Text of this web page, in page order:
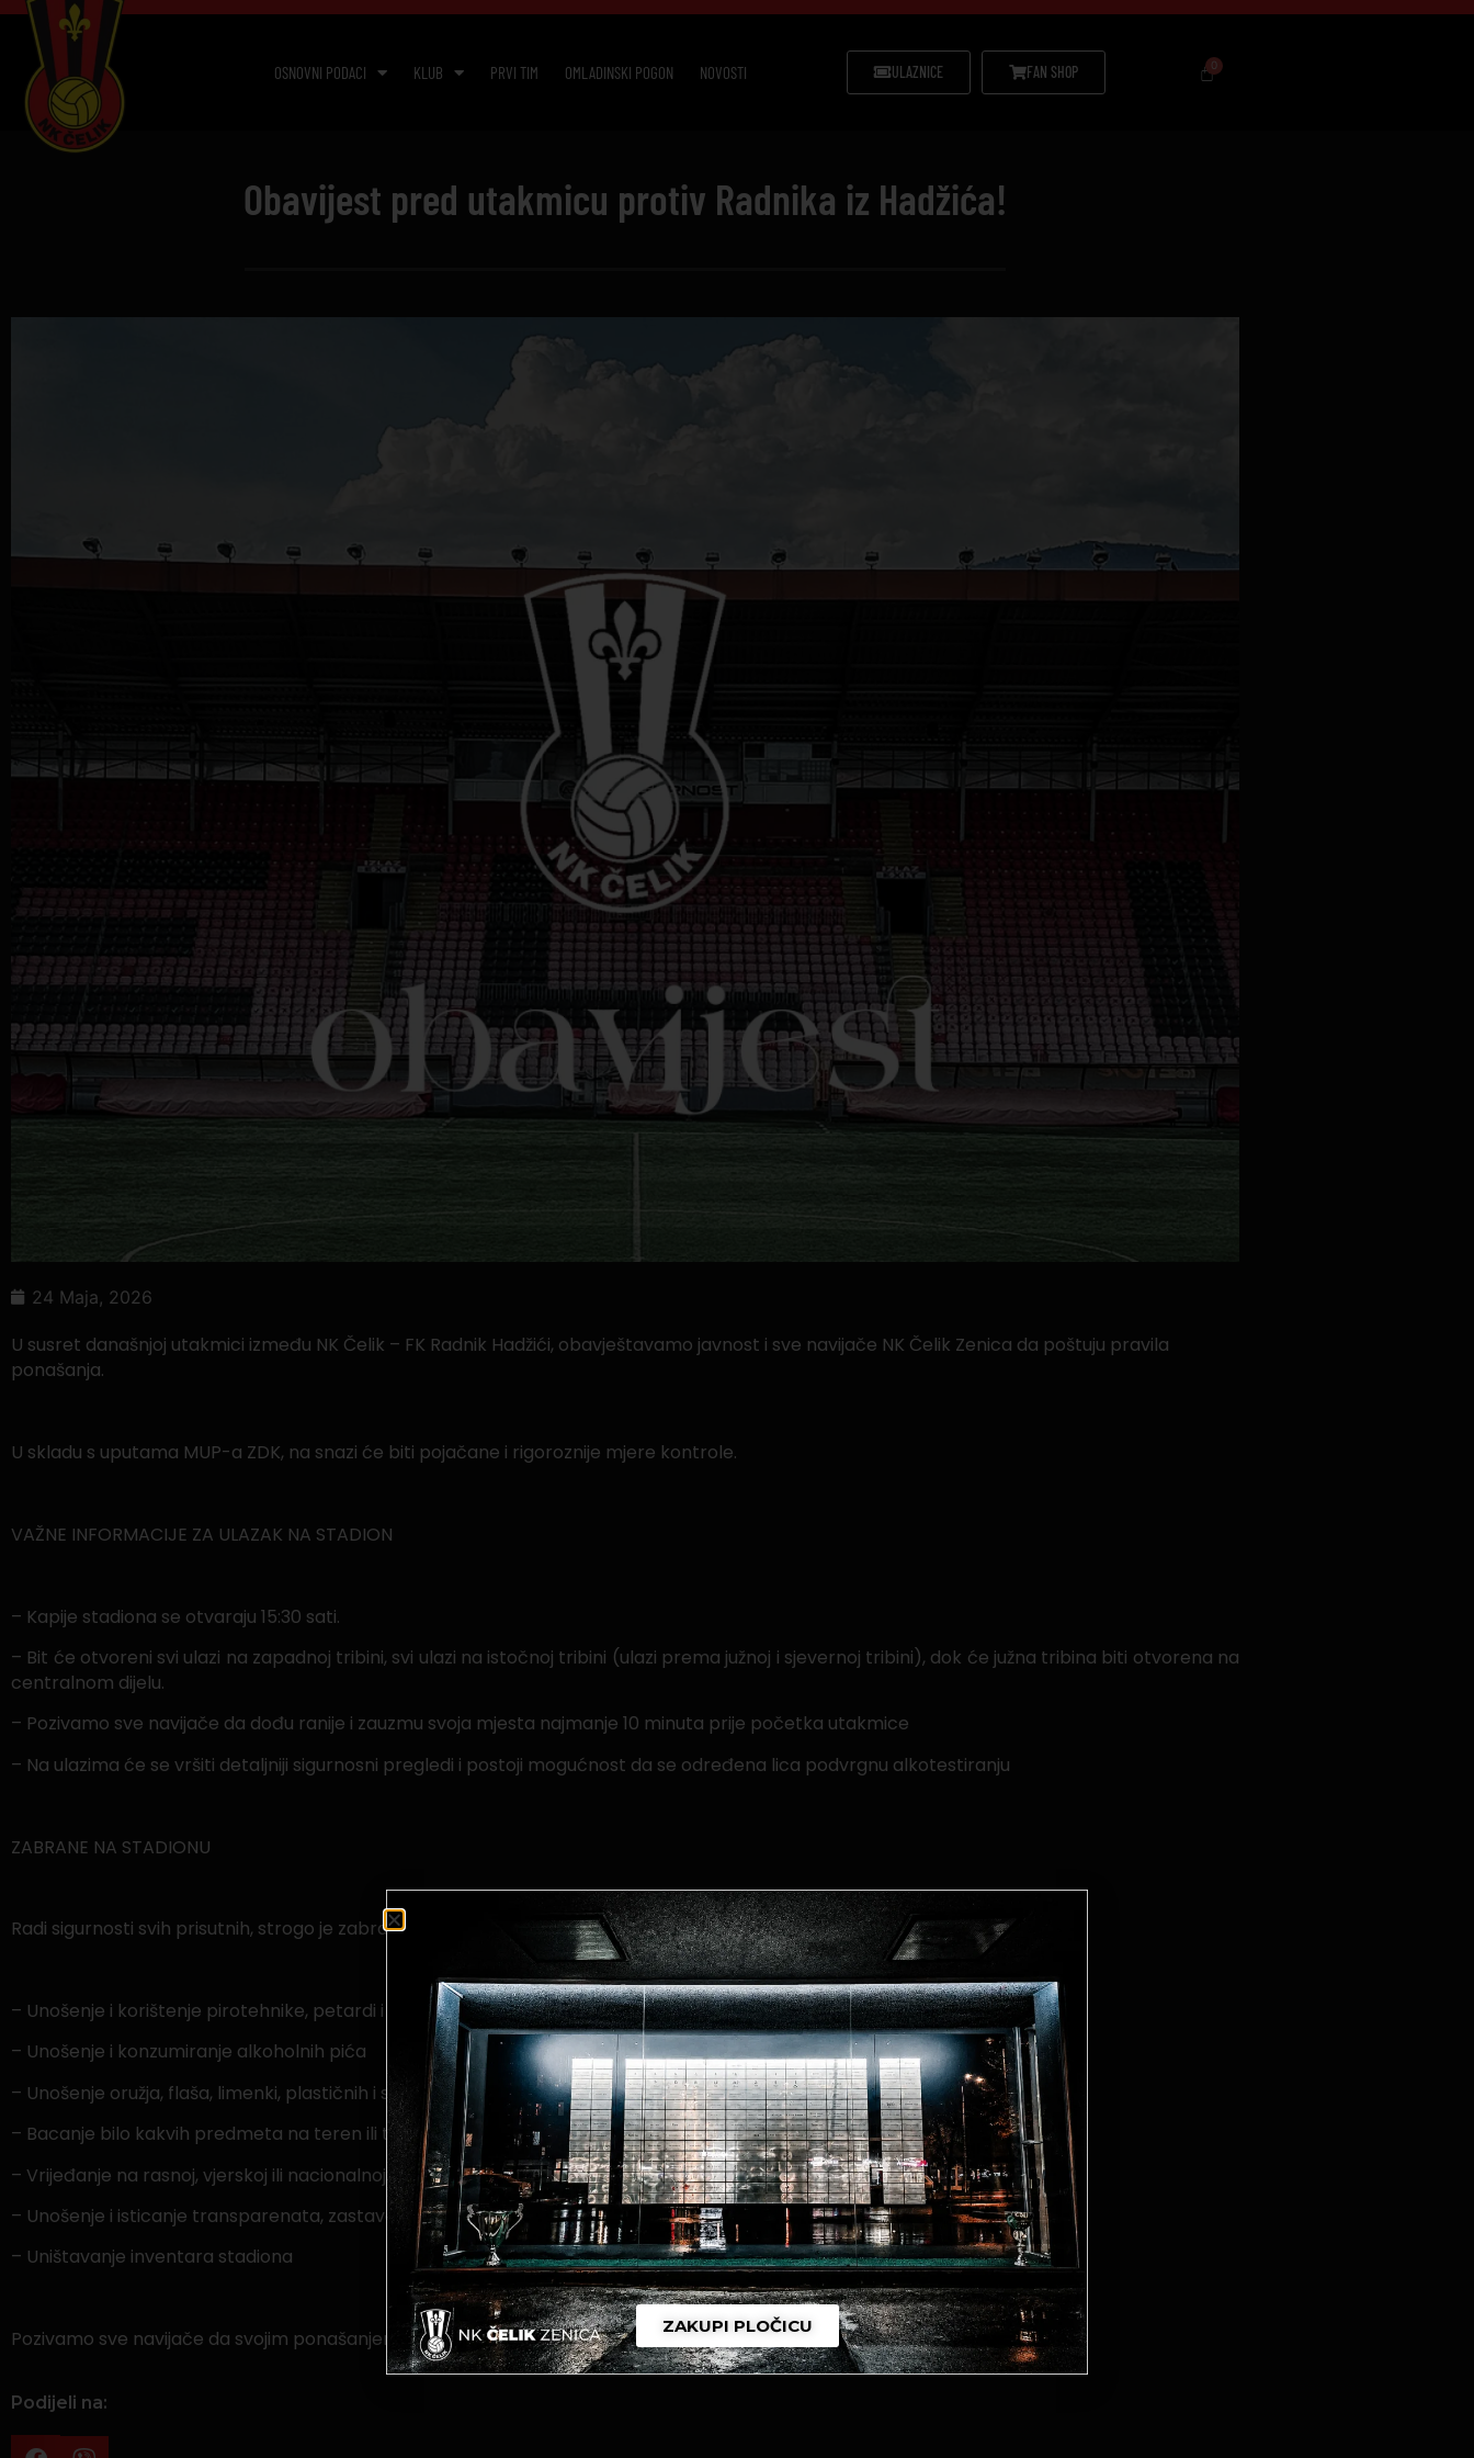
OSNOVNI PODACI KLUB PRVI TIM OMLADINSKI POGON NOVOSTI ULAZNICE FAN SHOP
Obavijest pred utakmicu protiv Radnika iz Hadžića!
24 Maja, 2026
U susret današnjoj utakmici između NK Čelik – FK Radnik Hadžići, obavještavamo javnost i sve navijače NK Čelik Zenica da poštuju pravila
ponašanja.
U skladu s uputama MUP-a ZDK, na snazi će biti pojačane i rigoroznije mjere kontrole.
VAŽNE INFORMACIJE ZA ULAZAK NA STADION
– Kapije stadiona se otvaraju 15:30 sati.
– Bit će otvoreni svi ulazi na zapadnoj tribini, svi ulazi na istočnoj tribini (ulazi prema južnoj i sjevernoj tribini), dok će južna tribina biti otvorena na
centralnom dijelu.
– Pozivamo sve navijače da dođu ranije i zauzmu svoja mjesta najmanje 10 minuta prije početka utakmice
– Na ulazima će se vršiti detaljniji sigurnosni pregledi i postoji mogućnost da se određena lica podvrgnu alkotestiranju
ZABRANE NA STADIONU
Radi sigurnosti svih prisutnih, strogo je zabranjeno:
– Unošenje i korištenje pirotehnike, petardi i sličnih sredstava
– Unošenje i konzumiranje alkoholnih pića
– Unošenje oružja, flaša, limenki, plastičnih i staklenih boca, kišobrana, upaljača i drugih tvrdih predmeta
– Bacanje bilo kakvih predmeta na teren ili tribine
– Vrijeđanje na rasnoj, vjerskoj ili nacionalnoj osnovi
– Unošenje i isticanje transparenata, zastava ili drugih obilježja koja potiču nasilje ili mržnju
– Uništavanje inventara stadiona
Pozivamo sve navijače da svojim ponašanjem doprinesu pozitivnoj atmosferi i pruže fer i korektnu podršku ekipi na terenu.
Podijeli na:
ZAKUPI PLOČICU